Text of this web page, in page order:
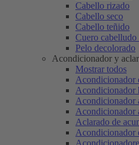
Cabello rizado
Cabello seco
Cabello teñido
Cuero cabelludo
Pelo decolorado
Acondicionador y
Mostrar todos
Acondicionador
Acondicionador
Acondicionador
Acondicionador
Aclarado de
Acondicionador